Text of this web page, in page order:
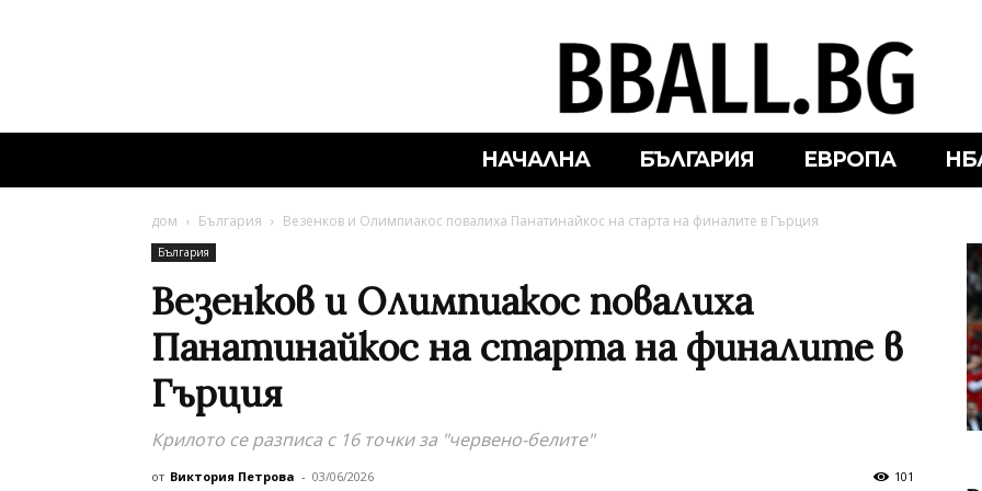
НАЧАЛНА БЪЛГАРИЯ ЕВРОПА
дом България Везенков и Олимпиакос повалиха Панатинайкос на старта на финалите в Гърция
България
Везенков и Олимпиакос повалиха
Панатинайкос на старта на финалите в
Гърция
Крилото се разписа с 16 точки за "червено-белите"
от Виктория Петрова - 03/06/2026 101